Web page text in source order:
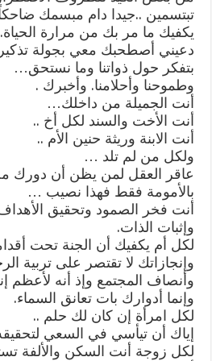
تبتسمين ..جيدا دام مبسمك
يكفيك ما مر بك من مرارة الحياة.
دعيني أصطحبك معي بجولة
بتفكر حول ذواتنا وما نستحق…
وطموحنا وأحلامنا. وأخبرك .
أنت الجميلة من داخلك…
أنت الأخت والسند لكل أخ ..
أنت الابنة وريثة حنين الأم ..
ولكل من لم تلد …
عاقر العقل لمن يظن أن دورك
بالأمومة فقط فهذا نصيب …
أنت فخر الصمود وتحقيق
وإثبات الذات.
لكل أم يكفيك أن الجنة تحت
وإنجازاتك لا تقتصر على تربية
وأنصاف المجتمع وإذ أنه لأعظم
وإنما أدوارك بات تعانق السماء.
لكل امرأة إن كان لك حلم ..
إياك أن تيأسي في السعي
لكل زوجة أنت السكن والألفة